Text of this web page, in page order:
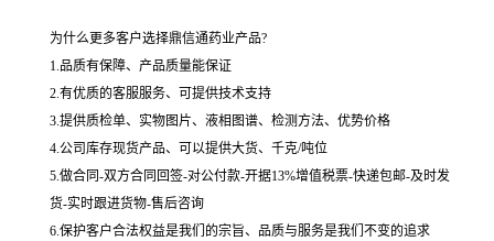
为什么更多客户选择鼎信通药业产品?
1.品质有保障、产品质量能保证
2.有优质的客服服务、可提供技术支持
3.提供质检单、实物图片、液相图谱、检测方法、优势价格
4.公司库存现货产品、可以提供大货、千克/吨位
5.做合同-双方合同回签-对公付款-开据13%增值税票-快递包邮-及时发
货-实时跟进货物-售后咨询
6.保护客户合法权益是我们的宗旨、品质与服务是我们不变的追求